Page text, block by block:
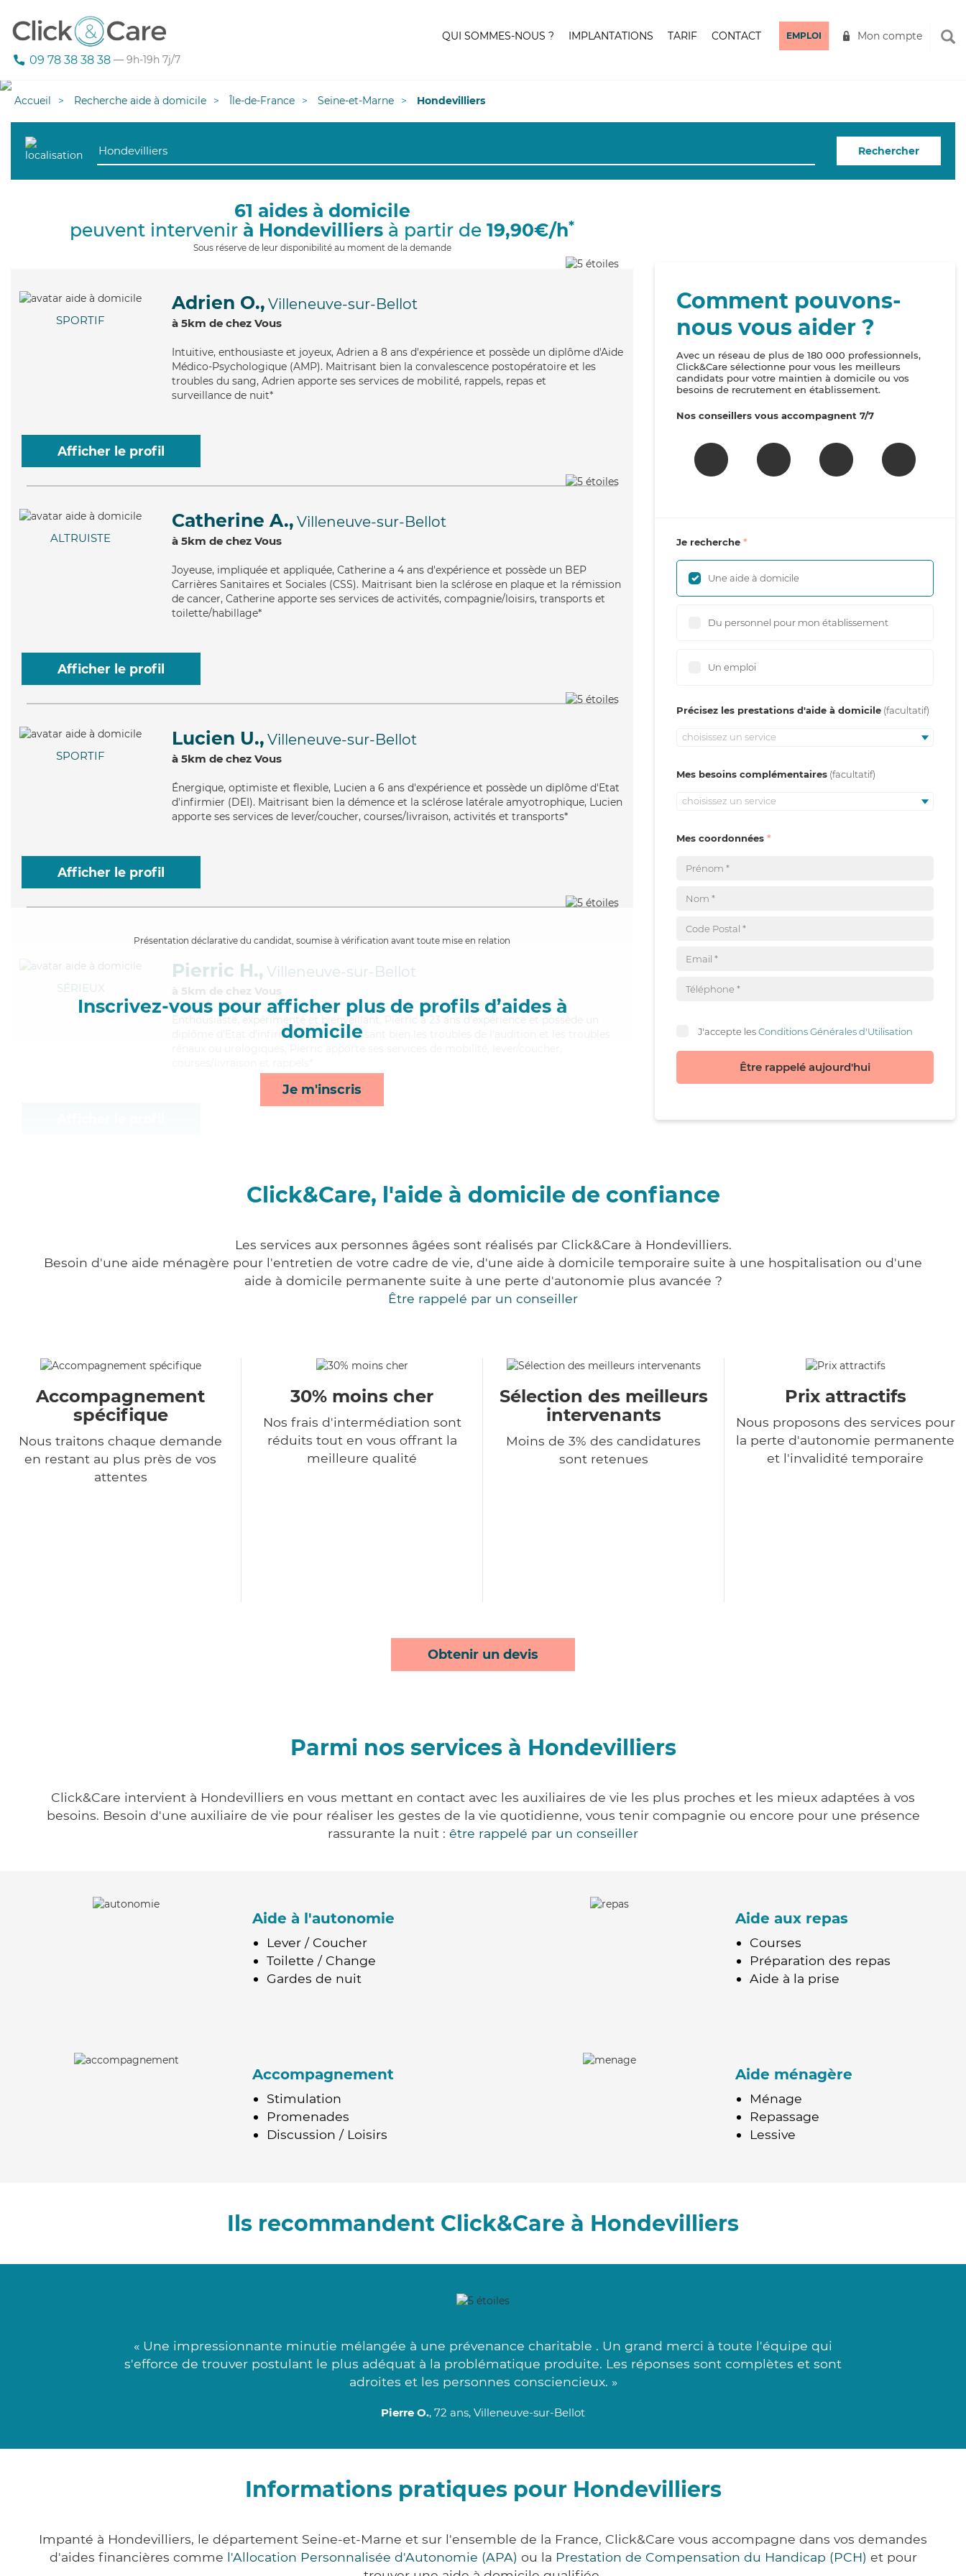
09 78 38 38 38 — 9h-19h 7j/7
QUI SOMMES-NOUS ? IMPLANTATIONS TARIF CONTACT EMPLOI Mon compte
Accueil Recherche aide à domicile Île-de-France Seine-et-Marne Hondevilliers
Rechercher
61 aides à domicile
peuvent intervenir à Hondevilliers à partir de 19,90€/h*
Sous réserve de leur disponibilité au moment de la demande
SPORTIF
Adrien O., Villeneuve-sur-Bellot
à 5km de chez Vous
Intuitive, enthousiaste et joyeux, Adrien a 8 ans d'expérience et possède un diplôme d'Aide
Médico-Psychologique (AMP). Maitrisant bien la convalescence postopératoire et les
troubles du sang, Adrien apporte ses services de mobilité, rappels, repas et
surveillance de nuit*
Afficher le profil
ALTRUISTE
Catherine A., Villeneuve-sur-Bellot
à 5km de chez Vous
Joyeuse, impliquée et appliquée, Catherine a 4 ans d'expérience et possède un BEP
Carrières Sanitaires et Sociales (CSS). Maitrisant bien la sclérose en plaque et la rémission
de cancer, Catherine apporte ses services de activités, compagnie/loisirs, transports et
toilette/habillage*
Afficher le profil
SPORTIF
Lucien U., Villeneuve-sur-Bellot
à 5km de chez Vous
Énergique, optimiste et flexible, Lucien a 6 ans d'expérience et possède un diplôme d'Etat
d'infirmier (DEI). Maitrisant bien la démence et la sclérose latérale amyotrophique, Lucien
apporte ses services de lever/coucher, courses/livraison, activités et transports*
Afficher le profil
Présentation déclarative du candidat, soumise à vérification avant toute mise en relation
Inscrivez-vous pour afficher plus de profils d’aides à
domicile
Je m'inscris
SÉRIEUX
Pierric H., Villeneuve-sur-Bellot
à 5km de chez Vous
Enthousiaste
, expérimenté et bienveillant, Pierric a 23 ans d'expérience et possède un
diplôme d'Etat d'infirmier (DEI). Maitrisant bien les troubles de l'audition et les troubles
Comment pouvons-
nous vous aider ?
Avec un réseau de plus de 180 000 professionnels,
Click&Care sélectionne pour vous les meilleurs
candidats pour votre maintien à domicile ou vos
besoins de recrutement en établissement.
Nos conseillers vous accompagnent 7/7
Je recherche
Une aide à domicile
Du personnel pour mon établissement
Un emploi
Précisez les prestations d'aide à domicile
choisissez un service
Mes besoins complémentaires
choisissez un service
Mes coordonnées
J'accepte lesConditions Générales d'Utilisation
Être rappelé aujourd'hui
Click&Care, l'aide à domicile de confiance
Les services aux personnes âgées sont réalisés par Click&Care à Hondevilliers.
Besoin d'une aide ménagère pour l'entretien de votre cadre de vie, d'une aide à domicile temporaire suite à une hospitalisation ou d'une
aide à domicile permanente suite à une perte d'autonomie plus avancée ?
Être rappelé par un conseiller
Accompagnement
spécifique
Nous traitons chaque demande
en restant au plus près de vos
attentes
30% moins cher
Nos frais d'intermédiation sont
réduits tout en vous offrant la
meilleure qualité
Sélection des meilleurs
intervenants
Moins de 3% des candidatures
sont retenues
Prix attractifs
Nous proposons des services pour
la perte d'autonomie permanente
et l'invalidité temporaire
Obtenir un devis
Parmi nos services à Hondevilliers
Click&Care intervient à Hondevilliers en vous mettant en contact avec les auxiliaires de vie les plus proches et les mieux adaptées à vos
besoins. Besoin d'une auxiliaire de vie pour réaliser les gestes de la vie quotidienne, vous tenir compagnie ou encore pour une présence
rassurante la nuit : être rappelé par un conseiller
Aide à l'autonomie
Lever / Coucher
Toilette / Change
Gardes de nuit
Aide aux repas
Courses
Préparation des repas
Aide à la prise
Accompagnement
Stimulation
Promenades
Discussion / Loisirs
Aide ménagère
Ménage
Repassage
Lessive
Ils recommandent Click&Care à Hondevilliers
« Une impressionnante minutie mélangée à une prévenance charitable . Un grand merci à toute l'équipe qui
s'efforce de trouver postulant le plus adéquat à la problématique produite. Les réponses sont complètes et sont
adroites et les personnes consciencieux. »
Pierre O., 72 ans, Villeneuve-sur-Bellot
Informations pratiques pour Hondevilliers
Impanté à Hondevilliers, le département Seine-et-Marne et sur l'ensemble de la France, Click&Care vous accompagne dans vos demandes
d'aides financières comme l'Allocation Personnalisée d'Autonomie (APA) ou la Prestation de Compensation du Handicap (PCH) et pour